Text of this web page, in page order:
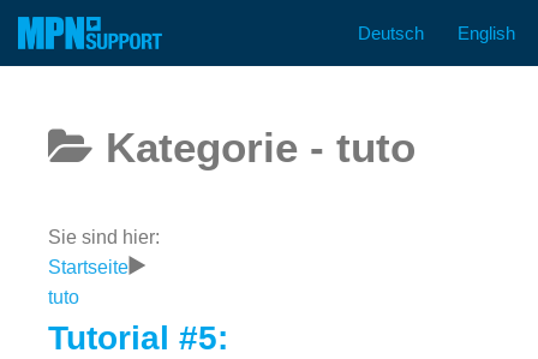
Zum
Deutsch English
Kategorie - tuto
Sie sind hier:
Startseite
tuto
Tutorial #5: